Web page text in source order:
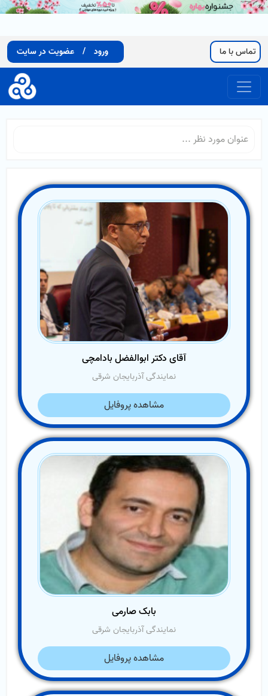
ورود / عضویت در سایت تماس با ما
آقای دکتر ابوالفضل بادامچی
نمایندگی آذربایجان شرقی
مشاهده پروفایل
بابک صارمی
نمایندگی آذربایجان شرقی
مشاهده پروفایل